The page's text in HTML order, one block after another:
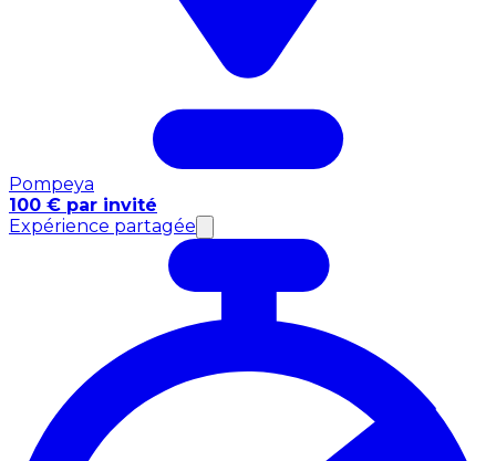
Pompeya
100 € par invité
Expérience partagée